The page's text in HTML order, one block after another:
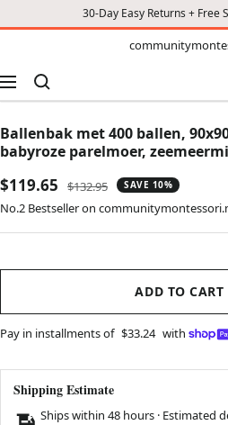
30-Day Easy Returns + Free
Navigation
Ballenbak met 400 ballen,
babyroze parelmoer,
Sale
price
$119.65
Regular
price
$132.95 SAVE 10%
No.2 Bestseller on
ADD TO CART
Pay in installments of $33.24 with
Shipping Estimate
Ships within 48 hours · Estimated